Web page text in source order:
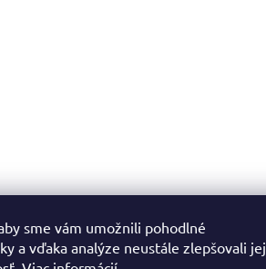
sme vám umožnili pohodlné
a vďaka analýze neustále zlepšovali jej
České stránky